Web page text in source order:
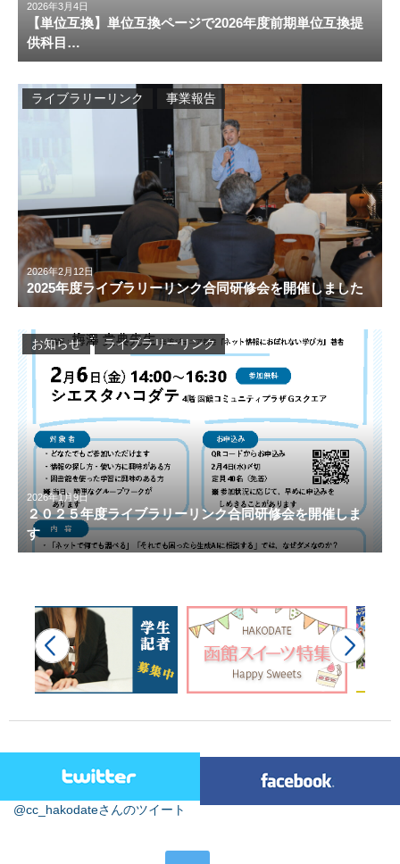
2026年3月4日
【単位互換】単位互換ページで2026年度前期単位互換提
供科目…
2026年2月12日
2025年度ライブラリーリンク合同研修会を開催しました
ライブラリーリンク 事業報告
2026年1月9日
２０２５年度ライブラリーリンク合同研修会を開催しま
す
お知らせ ライブラリーリンク
@cc_hakodateさんのツイート